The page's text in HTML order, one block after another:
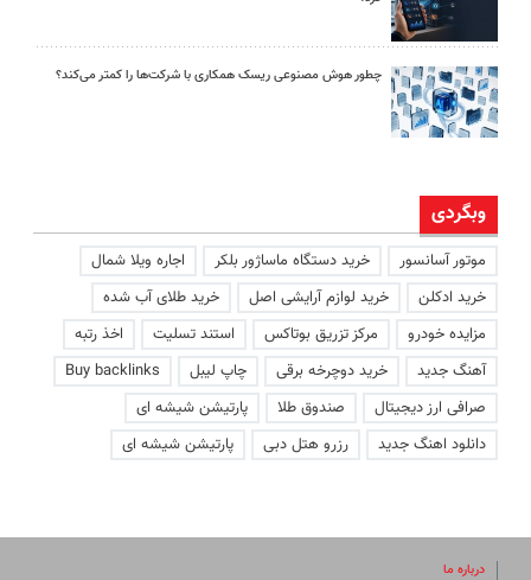
چطور هوش مصنوعی ریسک همکاری با شرکت‌ها را کمتر می‌کند؟
وبگردی
موتور آسانسور خرید دستگاه ماساژور بلکر
اجاره ویلا شمال
خرید ادکلن
خرید لوازم آرایشی اصل
خرید طلای آب شده
مزایده خودرو
مرکز تزریق بوتاکس استند تسلیت
اخذ رتبه
آهنگ جدید
خرید دوچرخه برقی چاپ لیبل
Buy backlinks
صرافی ارز دیجیتال
صندوق طلا
پارتیشن شیشه ای
دانلود اهنگ جدید
رزرو هتل دبی پارتیشن شیشه ای
درباره ما